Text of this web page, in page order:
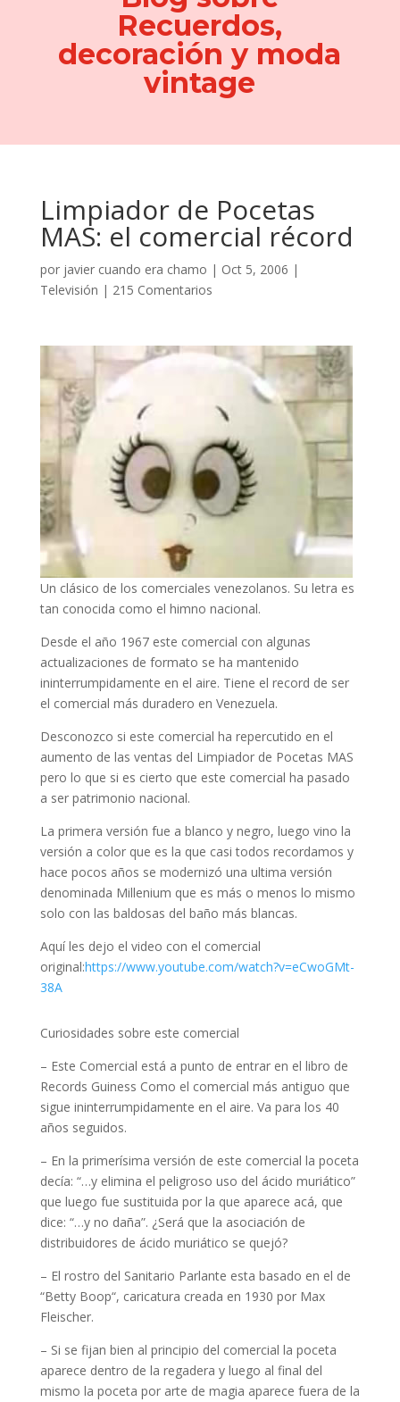
Recuerdos,
decoración y moda
vintage
Limpiador de Pocetas
MAS: el comercial récord
por javier cuando era chamo | Oct 5, 2006 |
Televisión | 215 Comentarios
Un clásico de los comerciales venezolanos. Su letra es
tan conocida como el himno nacional.
Desde el año 1967 este comercial con algunas
actualizaciones de formato se ha mantenido
ininterrumpidamente en el aire. Tiene el record de ser
el comercial más duradero en Venezuela.
Desconozco si este comercial ha repercutido en el
aumento de las ventas del Limpiador de Pocetas MAS
pero lo que si es cierto que este comercial ha pasado
a ser patrimonio nacional.
La primera versión fue a blanco y negro, luego vino la
versión a color que es la que casi todos recordamos y
hace pocos años se modernizó una ultima versión
denominada Millenium que es más o menos lo mismo
solo con las baldosas del baño más blancas.
Aquí les dejo el video con el comercial
original:https://www.youtube.com/watch?v=eCwoGMt-
38A
Curiosidades sobre este comercial
– Este Comercial está a punto de entrar en el libro de
Records Guiness Como el comercial más antiguo que
sigue ininterrumpidamente en el aire. Va para los 40
años seguidos.
– En la primerísima versión de este comercial la poceta
decía: “…y elimina el peligroso uso del ácido muriático”
que luego fue sustituida por la que aparece acá, que
dice: “…y no daña”. ¿Será que la asociación de
distribuidores de ácido muriático se quejó?
– El rostro del Sanitario Parlante esta basado en el de
“Betty Boop“, caricatura creada en 1930 por Max
Fleischer.
– Si se fijan bien al principio del comercial la poceta
aparece dentro de la regadera y luego al final del
mismo la poceta por arte de magia aparece fuera de la